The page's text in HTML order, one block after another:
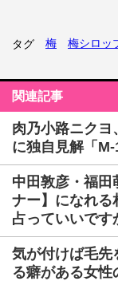
タグ 梅 梅シロッ
関連記事
肉乃小路ニクヨ
に独自見解「M-
中田敦彦・福田
ナー】になれる
占っていいです
気が付けば毛
る癖がある女性